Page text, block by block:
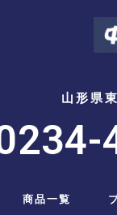
山形県
商品一覧